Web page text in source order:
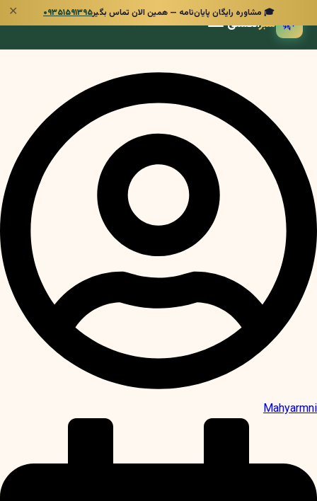
🎓 مشاوره رایگان پایان‌نامه — همین الان تماس بگیر۰۹۳۵۱۵۹۱۳۹۵ ✕
🌿 سبزانگشتی
Mahyarmni